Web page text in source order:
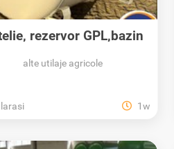
rezervor GPL,bazin
alte utilaje agricole
1w